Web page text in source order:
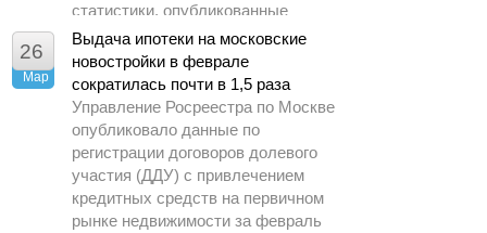
статистики, опубликованные
Управлением Росреестра по
Москве.
26
Мар
Выдача ипотеки на московские
новостройки в феврале
сократилась почти в 1,5 раза
Управление Росреестра по Москве
опубликовало данные по
регистрации договоров долевого
участия (ДДУ) с привлечением
кредитных средств на первичном
рынке недвижимости за февраль